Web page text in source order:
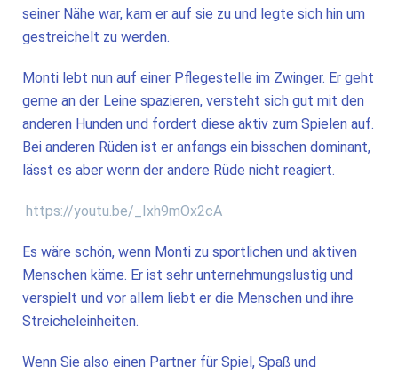
seiner Nähe war, kam er auf sie zu und legte sich hin um
gestreichelt zu werden.
Monti lebt nun auf einer Pflegestelle im Zwinger. Er geht
gerne an der Leine spazieren, versteht sich gut mit den
anderen Hunden und fordert diese aktiv zum Spielen auf.
Bei anderen Rüden ist er anfangs ein bisschen dominant,
lässt es aber wenn der andere Rüde nicht reagiert.
https://youtu.be/_Ixh9mOx2cA
Es wäre schön, wenn Monti zu sportlichen und aktiven
Menschen käme. Er ist sehr unternehmungslustig und
verspielt und vor allem liebt er die Menschen und ihre
Streicheleinheiten.
Wenn Sie also einen Partner für Spiel, Spaß und